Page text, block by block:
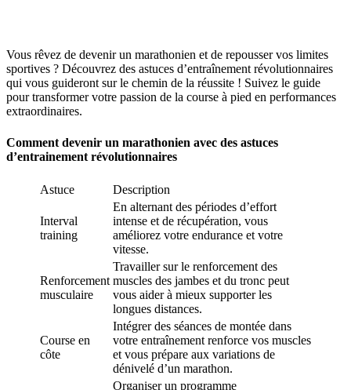
Vous rêvez de devenir un marathonien et de repousser vos limites
sportives ? Découvrez des astuces d’entraînement révolutionnaires
qui vous guideront sur le chemin de la réussite ! Suivez le guide
pour transformer votre passion de la course à pied en performances
extraordinaires.
Comment devenir un marathonien avec des astuces
d’entrainement révolutionnaires
Astuce Description
Interval
training
En alternant des périodes d’effort
intense et de récupération, vous
améliorez votre endurance et votre
vitesse.
Renforcement
musculaire
Travailler sur le renforcement des
muscles des jambes et du tronc peut
vous aider à mieux supporter les
longues distances.
Course en
côte
Intégrer des séances de montée dans
votre entraînement renforce vos muscles
et vous prépare aux variations de
dénivelé d’un marathon.
Organiser un programme